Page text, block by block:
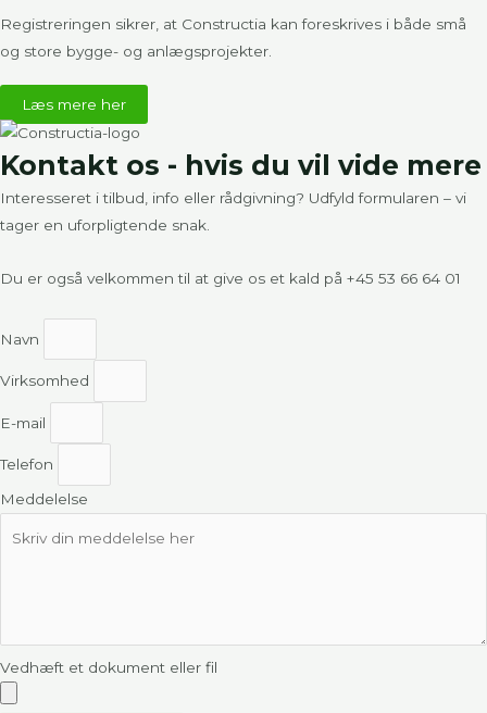
Registreringen sikrer, at Constructia kan foreskrives i både små
og store bygge- og anlægsprojekter.
Læs mere her
Kontakt os - hvis du vil vide mere
Interesseret i tilbud, info eller rådgivning? Udfyld formularen – vi
tager en uforpligtende snak.
Du er også velkommen til at give os et kald på +45 53 66 64 01
Navn
Virksomhed
E-mail
Telefon
Meddelelse
Vedhæft et dokument eller fil